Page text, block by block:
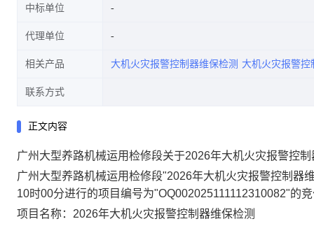
中标单位
代理单位
相关产品 大机火灾报警控制器维保检测 大机火灾报警控
联系方式
正文内容
广州大型养路机械运用检修段关于2026年大机火灾报警控
广州大型养路机械运用检修段"2026年大机火灾报警控制器
10时00分进行的项目编号为"OQ002025111112310082"的
项目名称： 2026年大机火灾报警控制器维保检测